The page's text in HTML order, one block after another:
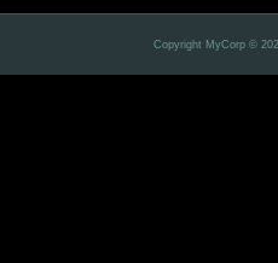
Copyright MyCorp ©